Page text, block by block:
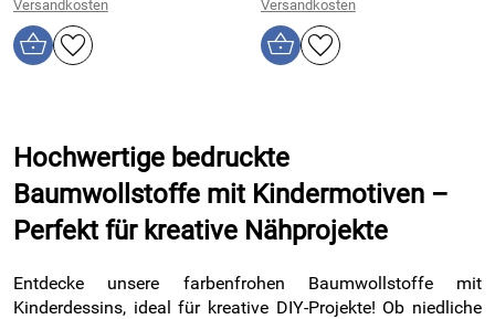
Versandkosten
Versandkosten
Hochwertige bedruckte
Baumwollstoffe mit Kindermotiven –
Perfekt für kreative Nähprojekte
Entdecke unsere farbenfrohen Baumwollstoffe mit
Kinderdessins, ideal für kreative DIY-Projekte! Ob niedliche